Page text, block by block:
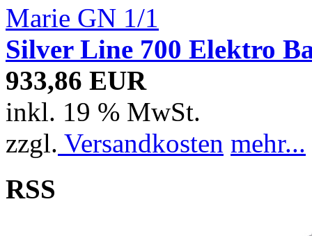
Silver Line 700 Elektro
933,86 EUR
inkl. 19 % MwSt.
zzgl. Versandkosten mehr...
RSS